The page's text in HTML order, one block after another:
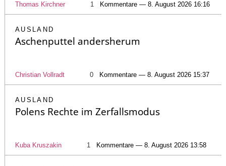
Thomas Kirchner 1 Kommentare — 8. August 2026 16:16
AUSLAND
Aschenputtel andersherum
Christian Vollradt 0 Kommentare — 8. August 2026 15:37
AUSLAND
Polens Rechte im Zerfallsmodus
Kuba Kruszakin 1 Kommentare — 8. August 2026 13:58